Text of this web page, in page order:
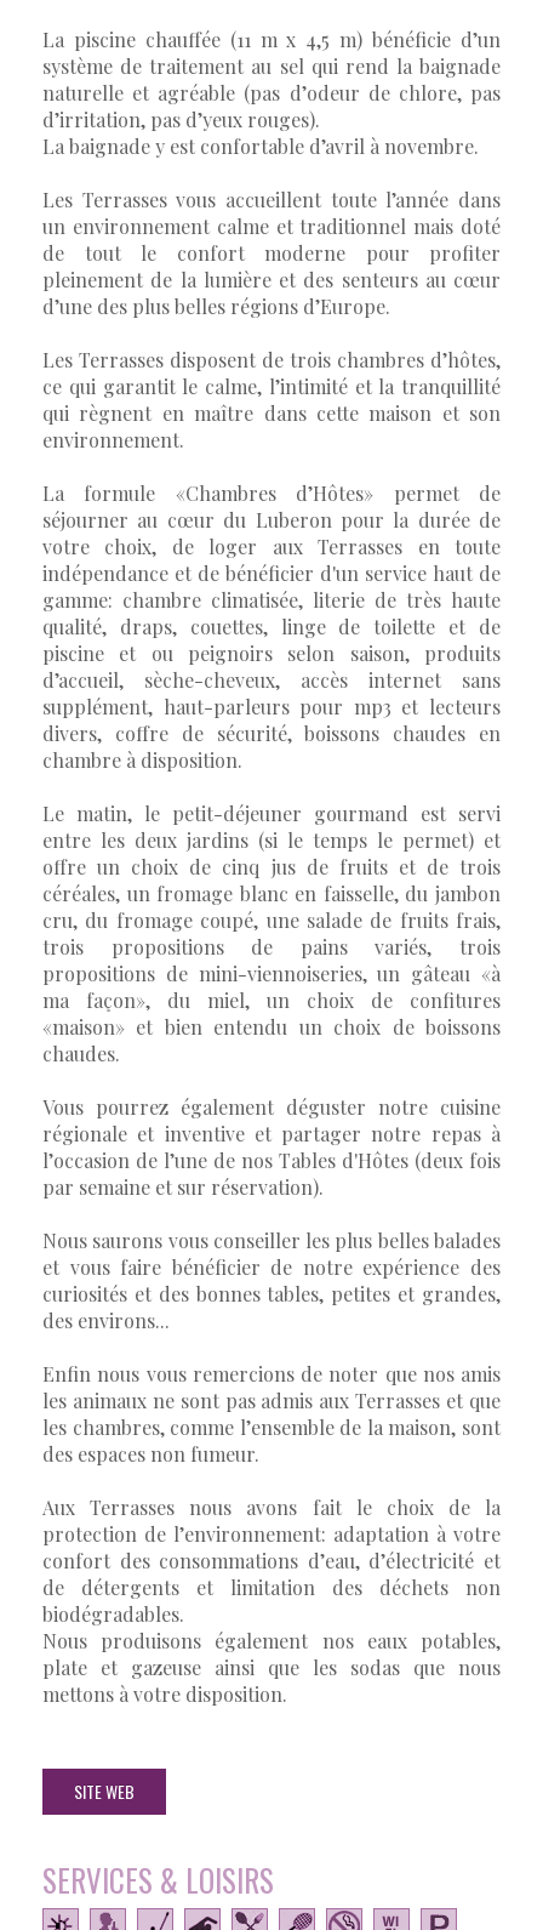
La piscine chauffée (11 m x 4,5 m) bénéficie d’un
système de traitement au sel qui rend la baignade
naturelle et agréable (pas d’odeur de chlore, pas
d’irritation, pas d’yeux rouges).
La baignade y est confortable d’avril à novembre.
Les Terrasses vous accueillent toute l’année dans
un environnement calme et traditionnel mais doté
de tout le confort moderne pour profiter
pleinement de la lumière et des senteurs au cœur
d’une des plus belles régions d’Europe.
Les Terrasses disposent de trois chambres d’hôtes,
ce qui garantit le calme, l’intimité et la tranquillité
qui règnent en maître dans cette maison et son
environnement.
La formule «Chambres d’Hôtes» permet de
séjourner au cœur du Luberon pour la durée de
votre choix, de loger aux Terrasses en toute
indépendance et de bénéficier d'un service haut de
gamme: chambre climatisée, literie de très haute
qualité, draps, couettes, linge de toilette et de
piscine et ou peignoirs selon saison, produits
d’accueil, sèche-cheveux, accès internet sans
supplément, haut-parleurs pour mp3 et lecteurs
divers, coffre de sécurité, boissons chaudes en
chambre à disposition.
Le matin, le petit-déjeuner gourmand est servi
entre les deux jardins (si le temps le permet) et
offre un choix de cinq jus de fruits et de trois
céréales, un fromage blanc en faisselle, du jambon
cru, du fromage coupé, une salade de fruits frais,
trois propositions de pains variés, trois
propositions de mini-viennoiseries, un gâteau «à
ma façon», du miel, un choix de confitures
«maison» et bien entendu un choix de boissons
chaudes.
Vous pourrez également déguster notre cuisine
régionale et inventive et partager notre repas à
l’occasion de l’une de nos Tables d'Hôtes (deux fois
par semaine et sur réservation).
Nous saurons vous conseiller les plus belles balades
et vous faire bénéficier de notre expérience des
curiosités et des bonnes tables, petites et grandes,
des environs...
Enfin nous vous remercions de noter que nos amis
les animaux ne sont pas admis aux Terrasses et que
les chambres, comme l’ensemble de la maison, sont
des espaces non fumeur.
Aux Terrasses nous avons fait le choix de la
protection de l’environnement: adaptation à votre
confort des consommations d’eau, d’électricité et
de détergents et limitation des déchets non
biodégradables.
Nous produisons également nos eaux potables,
plate et gazeuse ainsi que les sodas que nous
mettons à votre disposition.
SITE WEB
SERVICES & LOISIRS